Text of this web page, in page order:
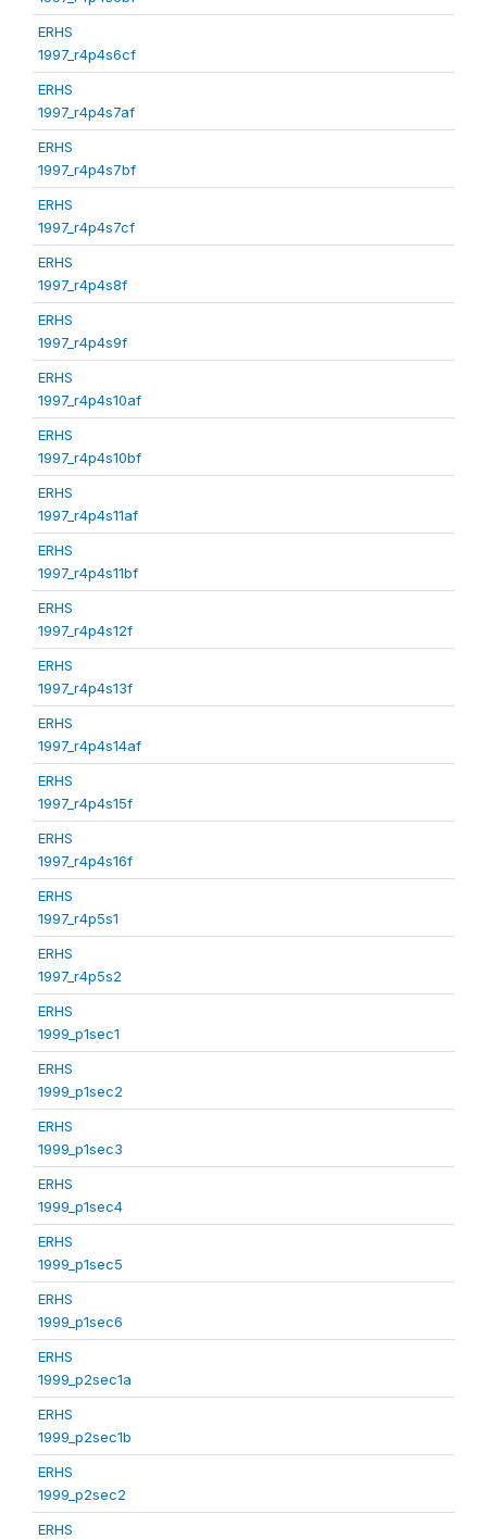
ERHS
1997_r4p4s6cf
ERHS
1997_r4p4s7af
ERHS
1997_r4p4s7bf
ERHS
1997_r4p4s7cf
ERHS
1997_r4p4s8f
ERHS
1997_r4p4s9f
ERHS
1997_r4p4s10af
ERHS
1997_r4p4s10bf
ERHS
1997_r4p4s11af
ERHS
1997_r4p4s11bf
ERHS
1997_r4p4s12f
ERHS
1997_r4p4s13f
ERHS
1997_r4p4s14af
ERHS
1997_r4p4s15f
ERHS
1997_r4p4s16f
ERHS
1997_r4p5s1
ERHS
1997_r4p5s2
ERHS
1999_p1sec1
ERHS
1999_p1sec2
ERHS
1999_p1sec3
ERHS
1999_p1sec4
ERHS
1999_p1sec5
ERHS
1999_p1sec6
ERHS
1999_p2sec1a
ERHS
1999_p2sec1b
ERHS
1999_p2sec2
ERHS